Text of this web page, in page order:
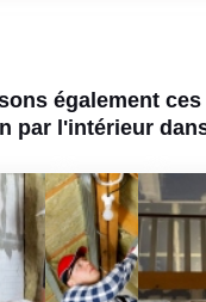
également
par l'intérieur